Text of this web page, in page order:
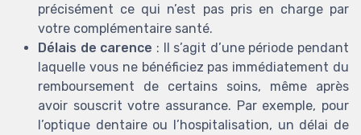
précisément ce qui n’est pas pris en charge par
votre complémentaire santé.
Délais de carence : Il s’agit d’une période pendant
laquelle vous ne bénéficiez pas immédiatement du
remboursement de certains soins, même après
avoir souscrit votre assurance. Par exemple, pour
l’optique dentaire ou l’hospitalisation, un délai de
Mutuelles sante — 2026
*En remplissant ce formulaire, j’accepte d’être
contacté(e) à des fins commerciales par Mutuelles sante
et ses partenaires.